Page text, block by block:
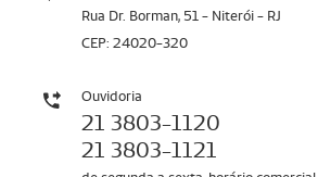
Rua Dr. Borman, 51 - Niterói - RJ
CEP: 24020-320
Ouvidoria
21 3803-1120
21 3803-1121